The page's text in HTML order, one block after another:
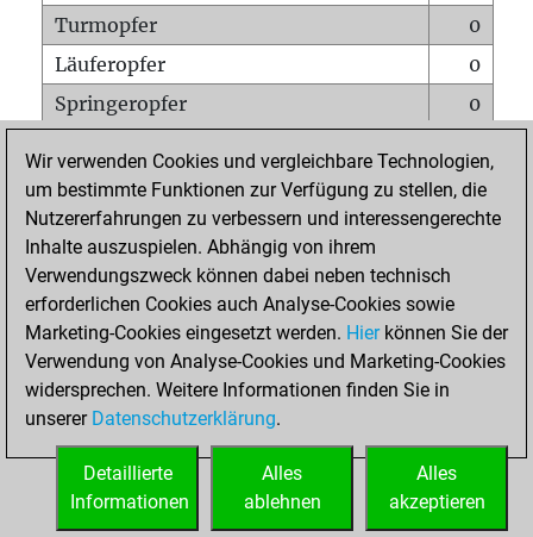
Turmopfer
0
Läuferopfer
0
Springeropfer
0
Matt auf vollem Brett
0
Bauer setzt Matt
0
Erstickte Matts
Unterverwandlungen
Türme auf der siebten
0
STARTSEITE
Wir verwenden Cookies und vergleichbare Technologien,
um bestimmte Funktionen zur Verfügung zu stellen, die
Nutzererfahrungen zu verbessern und interessengerechte
Inhalte auszuspielen. Abhängig von ihrem
Verwendungszweck können dabei neben technisch
erforderlichen Cookies auch Analyse-Cookies sowie
Marketing-Cookies eingesetzt werden. Hierkönnen Sie der
Verwendung von Analyse-Cookies und Marketing-Cookies
widersprechen. Weitere Informationen finden Sie in
unserer Datenschutzerklärung.
Alles
akzeptieren
Alles
ablehnen
Detaillierte
Informationen